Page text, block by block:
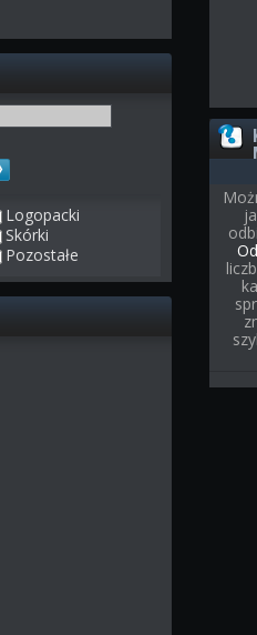
Logopacki
Skórki
Pozostałe